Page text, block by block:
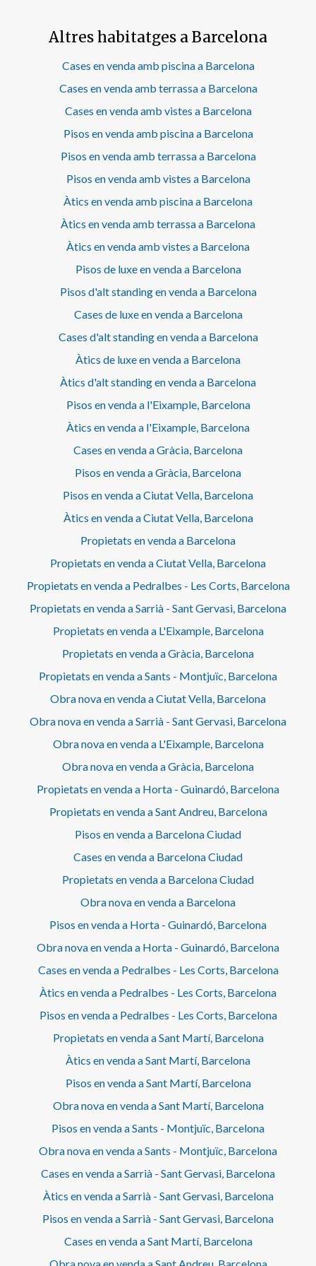
màquines independents que permeten diferenciar
disposa de radiadors de gas natural d’estil clàssic i caldera
totalment integrada, està equipada amb
electrodomèstics d’alta gamma Bosch: nevera i
d’extracció, rentavaixelles, vinoteca i rentadora-
assecadora. La distribució és ideal: 3 habitacions dobles,
dues d’elles en suite 3 banys complets Ampli i lluminós
saló-menjador Cuina amb office Tots els dormitoris
funcionalitat. Una propietat única que combina ubicació,
vistes, disseny i confort en una de les zones més
l’Eixample. Contacta’ns per a més informació o per
Altres habitatges a Barcelona
Cases en venda amb piscina a Barcelona
Cases en venda amb terrassa a Barcelona
Cases en venda amb vistes a Barcelona
Pisos en venda amb piscina a Barcelona
Pisos en venda amb terrassa a Barcelona
Pisos en venda amb vistes a Barcelona
Àtics en venda amb piscina a Barcelona
Àtics en venda amb terrassa a Barcelona
Àtics en venda amb vistes a Barcelona
Pisos de luxe en venda a Barcelona
Pisos d'alt standing en venda a Barcelona
Cases de luxe en venda a Barcelona
Cases d'alt standing en venda a Barcelona
Àtics de luxe en venda a Barcelona
Àtics d'alt standing en venda a Barcelona
Pisos en venda a l'Eixample, Barcelona
Àtics en venda a l'Eixample, Barcelona
Cases en venda a Gràcia, Barcelona
Pisos en venda a Gràcia, Barcelona
Pisos en venda a Ciutat Vella, Barcelona
Àtics en venda a Ciutat Vella, Barcelona
Propietats en venda a Barcelona
Propietats en venda a Ciutat Vella, Barcelona
Propietats en venda a Pedralbes - Les Corts, Barcelona
Propietats en venda a Sarrià - Sant Gervasi, Barcelona
Propietats en venda a L'Eixample, Barcelona
Propietats en venda a Gràcia, Barcelona
Propietats en venda a Sants - Montjuïc, Barcelona
Obra nova en venda a Ciutat Vella, Barcelona
Obra nova en venda a Sarrià - Sant Gervasi, Barcelona
Obra nova en venda a L'Eixample, Barcelona
Obra nova en venda a Gràcia, Barcelona
Propietats en venda a Horta - Guinardó, Barcelona
Propietats en venda a Sant Andreu, Barcelona
Pisos en venda a Barcelona Ciudad
Cases en venda a Barcelona Ciudad
Propietats en venda a Barcelona Ciudad
Obra nova en venda a Barcelona
Pisos en venda a Horta - Guinardó, Barcelona
Obra nova en venda a Horta - Guinardó, Barcelona
Cases en venda a Pedralbes - Les Corts, Barcelona
Àtics en venda a Pedralbes - Les Corts, Barcelona
Pisos en venda a Pedralbes - Les Corts, Barcelona
Propietats en venda a Sant Martí, Barcelona
Àtics en venda a Sant Martí, Barcelona
Pisos en venda a Sant Martí, Barcelona
Obra nova en venda a Sant Martí, Barcelona
Pisos en venda a Sants - Montjuïc, Barcelona
Obra nova en venda a Sants - Montjuïc, Barcelona
Cases en venda a Sarrià - Sant Gervasi, Barcelona
Àtics en venda a Sarrià - Sant Gervasi, Barcelona
Pisos en venda a Sarrià - Sant Gervasi, Barcelona
Cases en venda a Sant Martí, Barcelona